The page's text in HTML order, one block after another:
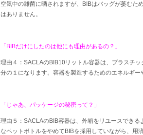
空気中の雑菌に晒されますが、BIBはバッグが萎むた
はありません。
「BIBだけにしたのは他にも理由があるの？」
理由４：SACLAのBIB10リットル容器は、プラスチ
分の１になります。容器を製造するためのエネルギー
「じゃあ、パッケージの秘密って？」
理由５：SACLAのBIB容器は、外箱をリユースでき
なペットボトルをやめてBIBを採用していながら、用